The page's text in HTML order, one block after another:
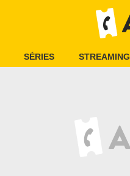
SÉRIES STREAMING